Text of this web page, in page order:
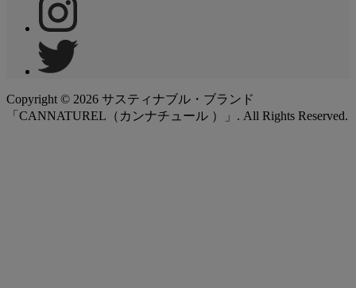
Copyright © 2026 サスティナブル・ブランド
「CANNATUREL（カンナチュール ）」. All Rights Reserved.